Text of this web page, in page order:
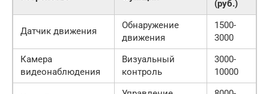
(руб.)
Датчик движения
Обнаружение
движения
1500-
3000
Камера
видеонаблюдения
Визуальный
контроль
3000-
10000